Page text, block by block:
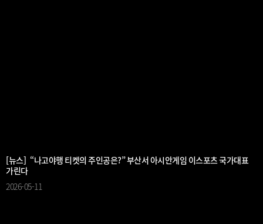
[뉴스] “나고야행 티켓의 주인공은?” 부산서 아시안게임 이스포츠 국가대표
가린다
2026-05-11